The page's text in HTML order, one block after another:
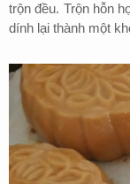
trộn đều. Trộn hỗn
dính lại thành một